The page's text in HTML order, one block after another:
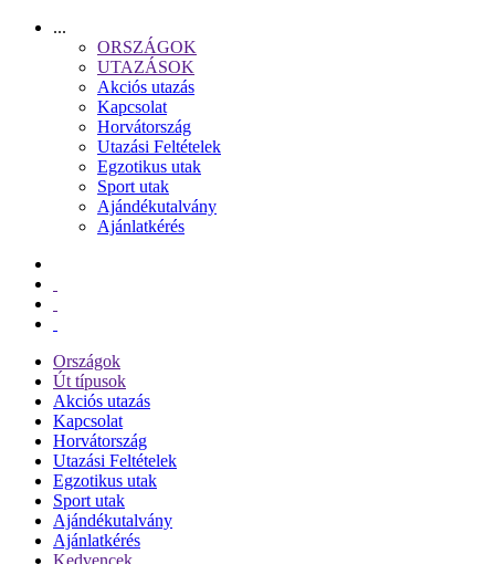
...
ORSZÁGOK
UTAZÁSOK
Akciós utazás
Kapcsolat
Horvátország
Utazási Feltételek
Egzotikus utak
Sport utak
Ajándékutalvány
Ajánlatkérés
Országok
Út típusok
Akciós utazás
Kapcsolat
Horvátország
Utazási Feltételek
Egzotikus utak
Sport utak
Ajándékutalvány
Ajánlatkérés
Kedvencek